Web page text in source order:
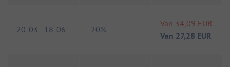
20-03 - 18-06 -20%
Van 34,09 EUR
Van 27,28 EUR